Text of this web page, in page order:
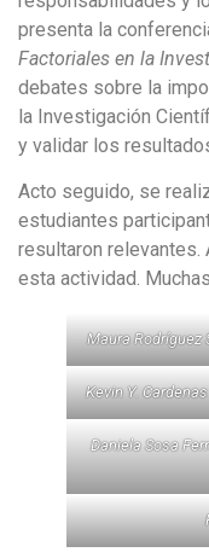
presenta la
Factoriales en la
debates sobre la
la Investigación
y validar los
Acto seguido, se
estudiantes
resultaron relevantes.
esta actividad.
Maura Rodríguez
Kevin Y.
Daniela Sosa